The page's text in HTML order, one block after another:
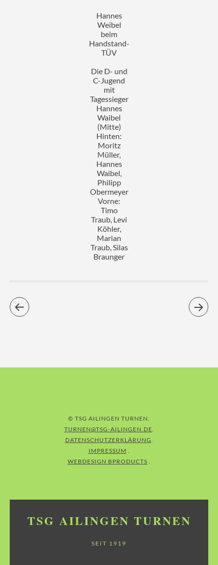
Hannes
Weibel
beim
Handstand-
TÜV
Die D- und
C-Jugend
mit
Tagessieger
Hannes
Waibel
(Mitte)
Hinten:
Moritz
Müller,
Hannes
Waibel,
Philipp
Obermeyer
Vorne:
Timo
Traub, Levi
Köhler,
Marian
Traub, Silas
Braunger
© TSG AILINGEN TURNEN
TURNEN@TSG-AILINGEN.DE
DATENSCHUTZERKLÄRUNG
IMPRESSUM
WEBDESIGN BPRODUCTS
TSG AILINGEN TURNEN
SEIT 1919